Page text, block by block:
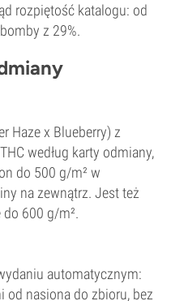
rozpiętość katalogu: od
z 29%.
Haze x Blueberry) z
według karty odmiany,
do 500 g/m² w
na zewnątrz. Jest też
600 g/m².
automatycznym:
od nasiona do zbioru, bez